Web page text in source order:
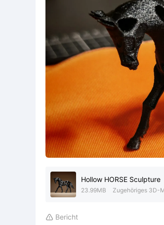
Hollow HORSE Sculpture
23.99MB Zugehöriges 3D-
 Bericht